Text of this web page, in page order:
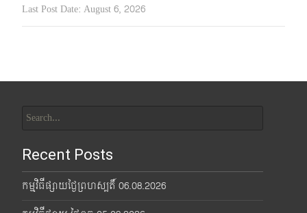
Last Post Date: August 6, 2026
for:
Recent Posts
កម្មវិធីផ្សាយថ្ងៃព្រហស្បតិ៍ 06.08.2026